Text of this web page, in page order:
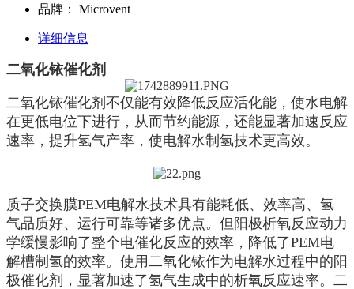
品牌：
Microvent
详细信息
二氧化铱催化剂
二氧化铱催化剂不仅能有效降低反应活化能，使水电解
在更低电位下进行，从而节约能源，还能显著加速反应
速率，提升氢气产率，使电解水制氢技术更高效。
质子交换膜PEM电解水技术具有能耗低、效率高、氢
气品质好、运行可靠等诸多优点。但阳极析氧反应动力
学缓慢影响了整个电催化反应的效率，降低了PEM电
解槽制氢的效率。使用二氧化铱作为电解水过程中的阳
极催化剂，显著加速了氢气生成中的析氧反应速率。二